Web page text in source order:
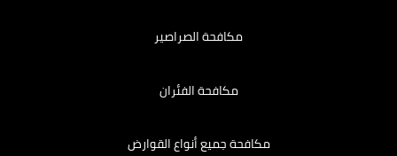
مكافحة الصراصير
مكافحة الفئران
مكافحة جميع أنواع القوارض